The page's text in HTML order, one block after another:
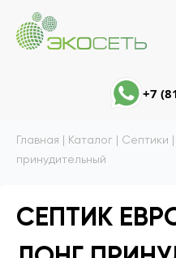
+7
Главная | Каталог | Септики |
принудительный
СЕПТИК